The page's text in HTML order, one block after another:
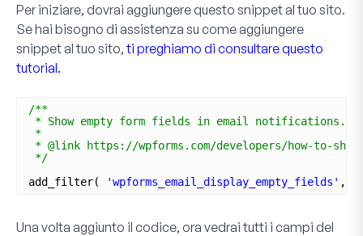
Per iniziare, dovrai aggiungere questo snippet al tuo sito.
Se hai bisogno di assistenza su come aggiungere
snippet al tuo sito,ti preghiamo di consultare questo
tutorial.
/**
* Show empty form fields in email notifications.
*
* @link https://wpforms.com/developers/how-to-
*/
add_filter(
'wpforms_email_display_empty_fields' ,
Una volta aggiunto il codice, ora vedrai tutti i campi del